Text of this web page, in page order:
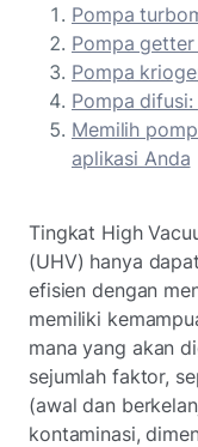
Pompa
Pompa
Pompa
Pompa
Memilih
aplikasi Anda
Tingkat High
(UHV) hanya
efisien dengan
memiliki
mana yang akan
sejumlah faktor,
(awal dan
kontaminasi,